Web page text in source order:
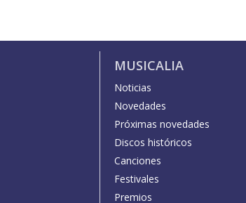
MUSICALIA
Noticias
Novedades
Próximas novedades
Discos históricos
Canciones
Festivales
Premios